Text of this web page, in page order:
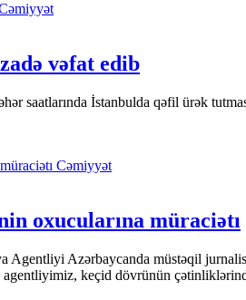
vəfat edib
saatlarında İstanbulda qəfil ürək
Cəmiyyət
oxucularına müraciətı
Agentliyi Azərbaycanda müstəqil
agentliyimiz, keçid dövrünün